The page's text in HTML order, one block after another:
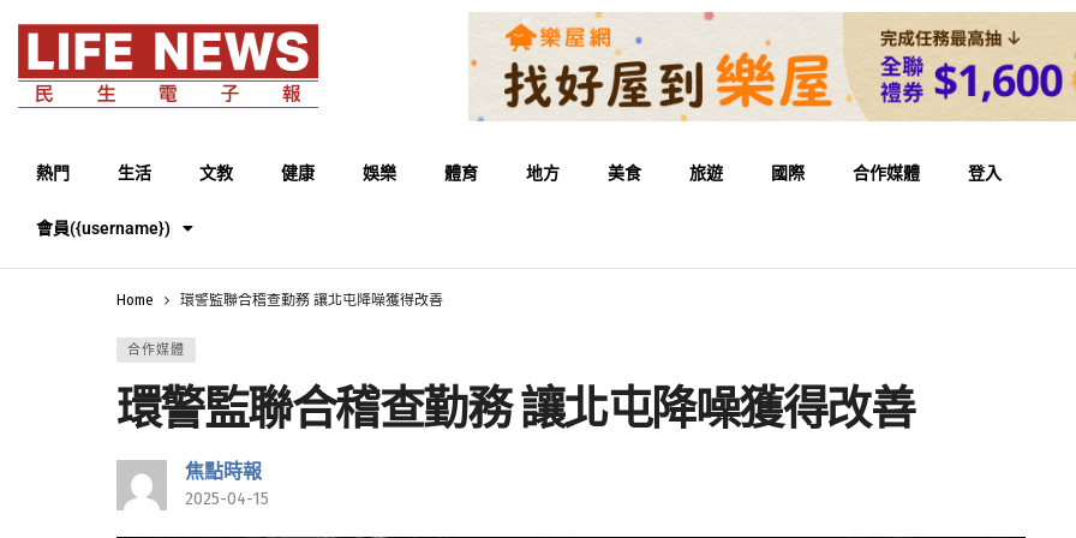
熱門 生活 文教 健康 娛樂 體育 地方 美食 旅遊 國際 合作媒體 登入
會員({username})
Home 環警監聯合稽查勤務 讓北屯降噪獲得改善
合作媒體
環警監聯合稽查勤務 讓北屯降噪獲得改善
焦點時報
2025-04-15